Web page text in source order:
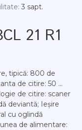
3 sapt.
21 R1
tipică: 800 de
de citire: 50 ...
de citire: scaner
deviantă; Ieșire
cu oglindă
de alimentare: